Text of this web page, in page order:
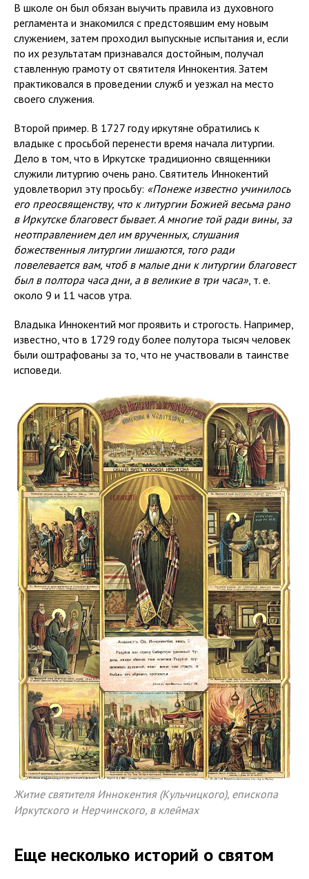
В школе он был обязан выучить правила из духовного
регламента и знакомился с предстоявшим ему новым
служением, затем проходил выпускные испытания и, если
по их результатам признавался достойным, получал
ставленную грамоту от святителя Иннокентия. Затем
практиковался в проведении служб и уезжал на место
своего служения.
Второй пример. В 1727 году иркутяне обратились к
владыке с просьбой перенести время начала литургии.
Дело в том, что в Иркутске традиционно священники
служили литургию очень рано. Святитель Иннокентий
удовлетворил эту просьбу: «Понеже известно учинилось
его преосвященству, что к литургии Божией весьма рано
в Иркутске благовест бывает. А многие той ради вины, за
неотправлением дел им врученных, слушания
божественныя литургии лишаются, того ради
повелевается вам, чтоб в малые дни к литургии благовест
был в полтора часа дни, а в великие в три часа», т. е.
около 9 и 11 часов утра.
Владыка Иннокентий мог проявить и строгость. Например,
известно, что в 1729 году более полутора тысяч человек
были оштрафованы за то, что не участвовали в таинстве
исповеди.
Житие святителя Иннокентия (Кульчицкого), епископа
Иркутского и Нерчинского, в клеймах
Еще несколько историй о святом